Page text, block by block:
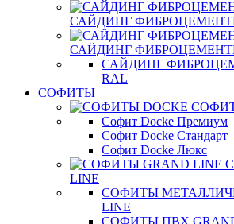
САЙДИНГ
САЙДИНГ
САЙДИНГ
RAL
СОФИТЫ
Софит Docke Премиум
Софит Docke Стандарт
Софит Docke Люкс
LINE
СОФИТЫ
LINE
СОФИТЫ ПВХ